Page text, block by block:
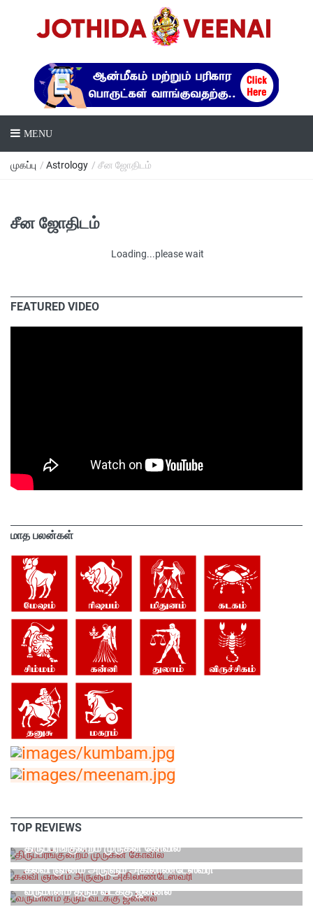
MENU
முகப்பு / Astrology / சீன ஜோதிடம்
சீன ஜோதிடம்
Loading...please wait
FEATURED VIDEO
மாத பலன்கள்
TOP REVIEWS
ஆன்மீக தலங்கள்
திருப்பரங்குன்றம் முருகன் கோவில்
ஆன்மீக தலங்கள்
கல்வி ஞானம் அருளும் அகிலாண்டேஸ்வரி
வாஸ்து
வருமானம் தரும் வடக்கு ஜன்னல்